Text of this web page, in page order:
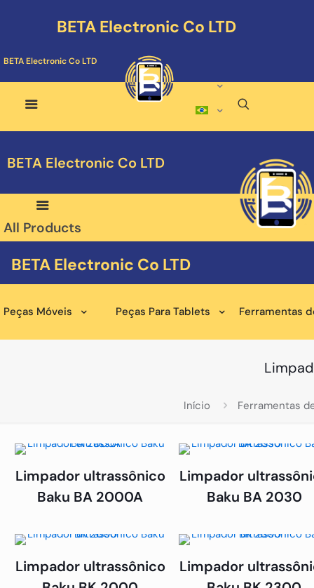
BETA Electronic Co LTD
BETA Electronic Co LTD
BETA Electronic Co LTD
All Products
BETA Electronic Co LTD
Peças Móveis Peças Para Tablets Ferramentas
Início Ferramentas
Limpador ultrassônico
Baku BA 2000A
Limpador
Baku BA 2030
Limpador ultrassônico
Limpador